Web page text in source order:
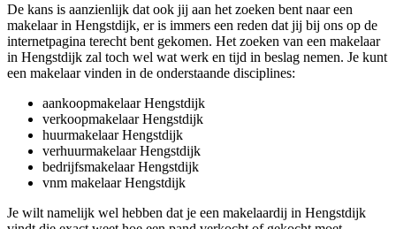
De kans is aanzienlijk dat ook jij aan het zoeken bent naar een
makelaar in Hengstdijk, er is immers een reden dat jij bij ons op de
internetpagina terecht bent gekomen. Het zoeken van een makelaar
in Hengstdijk zal toch wel wat werk en tijd in beslag nemen. Je kunt
een makelaar vinden in de onderstaande disciplines:
aankoopmakelaar Hengstdijk
verkoopmakelaar Hengstdijk
huurmakelaar Hengstdijk
verhuurmakelaar Hengstdijk
bedrijfsmakelaar Hengstdijk
vnm makelaar Hengstdijk
Je wilt namelijk wel hebben dat je een makelaardij in Hengstdijk